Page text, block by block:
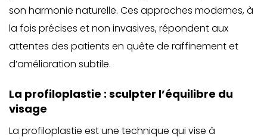
son harmonie naturelle. Ces approches modernes, à
la fois précises et non invasives, répondent aux
attentes des patients en quête de raffinement et
d’amélioration subtile.
La profiloplastie : sculpter l’équilibre du
visage
La profiloplastie est une technique qui vise à